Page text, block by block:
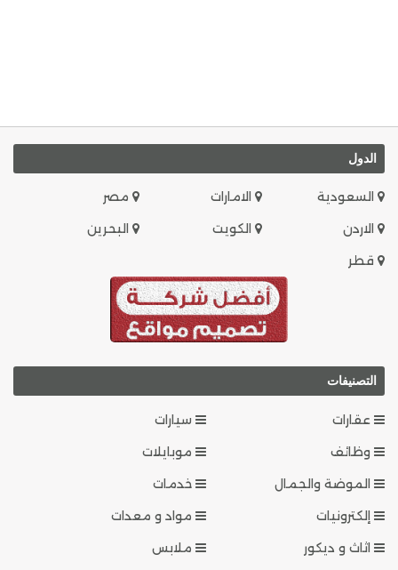
الدول
السعودية الامارات
مصر
الاردن
الكويت
البحرين
قطر
التصنيفات
عقارات
سيارات
وظائف
موبايلات
الموضة والجمال
خدمات
إلكترونيات
مواد و معدات
اثاث و ديكور
ملابس